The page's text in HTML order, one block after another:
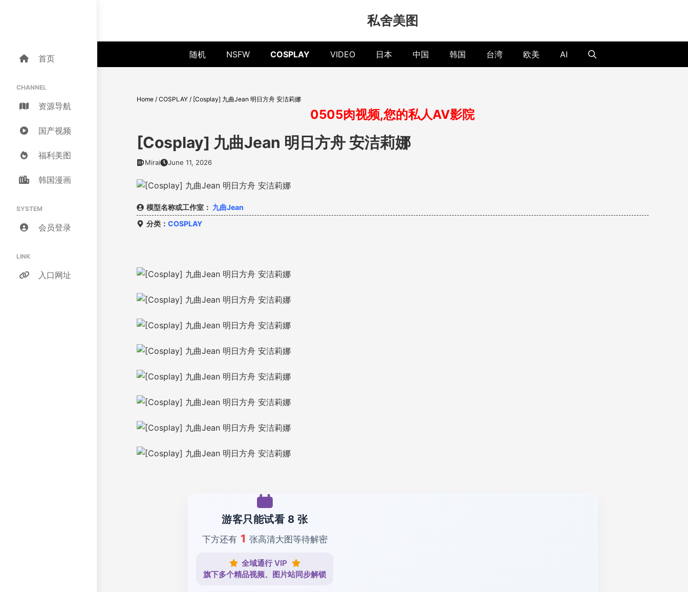
首页
CHANNEL
资源导航
国产视频
福利美图
韩国漫画
SYSTEM
会员登录
LINK
入口网址
私舍美图
随机 NSFW COSPLAY VIDEO 日本 中国 韩国 台湾 欧美 AI
Home / COSPLAY / [Cosplay] 九曲Jean 明日方舟 安洁莉娜
0505肉视频,您的私人AV影院
[Cosplay] 九曲Jean 明日方舟 安洁莉娜
Mirai June 11, 2026
模型名称或工作室： 九曲Jean
分类： COSPLAY
游客只能试看 8 张
下方还有 1 张高清大图等待解密
全域通行 VIP
旗下多个精品视频、图片站同步解锁